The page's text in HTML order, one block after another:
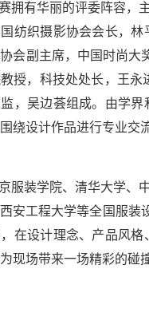
拥有华丽的评委阵容，
纺织摄影协会会长，
会副主席，中国时尚大
授，科技处处长，王
，吴边荟组成。由学
绕设计作品进行专业交
服装学院、清华大学、
安工程大学等全国服装
在设计理念、产品风
现场带来一场精彩的碰撞